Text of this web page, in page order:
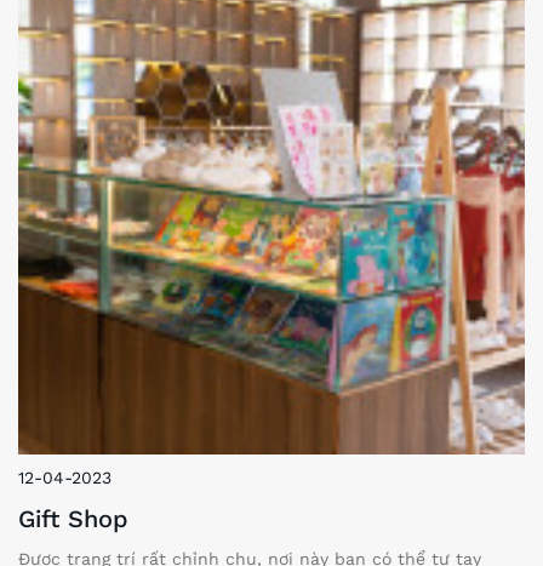
12-04-2023
Gift Shop
Được trang trí rất chỉnh chu, nơi này bạn có thể tự tay